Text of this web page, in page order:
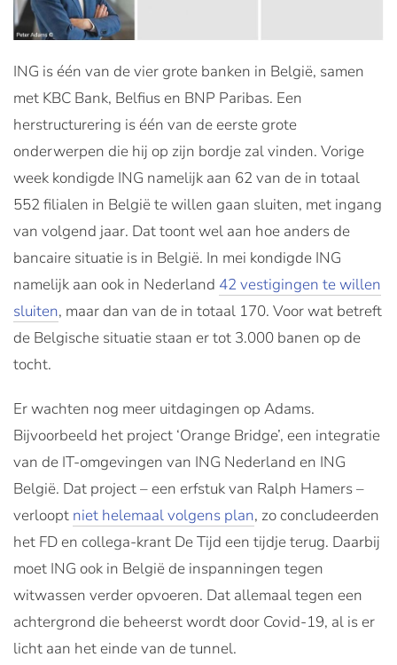
ING is één van de vier grote banken in België, samen
met KBC Bank, Belfius en BNP Paribas. Een
herstructurering is één van de eerste grote
onderwerpen die hij op zijn bordje zal vinden. Vorige
week kondigde ING namelijk aan 62 van de in totaal
552 filialen in België te willen gaan sluiten, met ingang
van volgend jaar. Dat toont wel aan hoe anders de
bancaire situatie is in België. In mei kondigde ING
namelijk aan ook in Nederland 42 vestigingen te willen
sluiten, maar dan van de in totaal 170. Voor wat betreft
de Belgische situatie staan er tot 3.000 banen op de
tocht.
Er wachten nog meer uitdagingen op Adams.
Bijvoorbeeld het project ‘Orange Bridge’, een integratie
van de IT-omgevingen van ING Nederland en ING
België. Dat project – een erfstuk van Ralph Hamers –
verloopt niet helemaal volgens plan, zo concludeerden
het FD en collega-krant De Tijd een tijdje terug. Daarbij
moet ING ook in België de inspanningen tegen
witwassen verder opvoeren. Dat allemaal tegen een
achtergrond die beheerst wordt door Covid-19, al is er
licht aan het einde van de tunnel.